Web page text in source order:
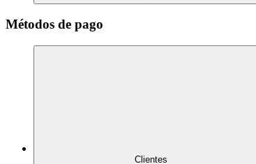
Métodos de pago
Clientes